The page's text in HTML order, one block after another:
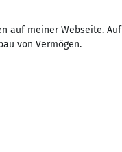
auf meiner Webseite. Auf
von Vermögen.